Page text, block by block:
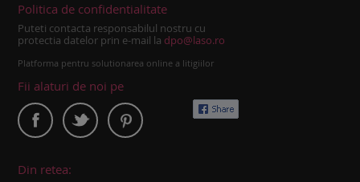
Politica de confidentialitate
Puteti contacta responsabilul nostru cu
protectia datelor prin e-mail la dpo@laso.ro
Platforma pentru solutionarea online a litigiilor
Fii alaturi de noi pe
Din retea: